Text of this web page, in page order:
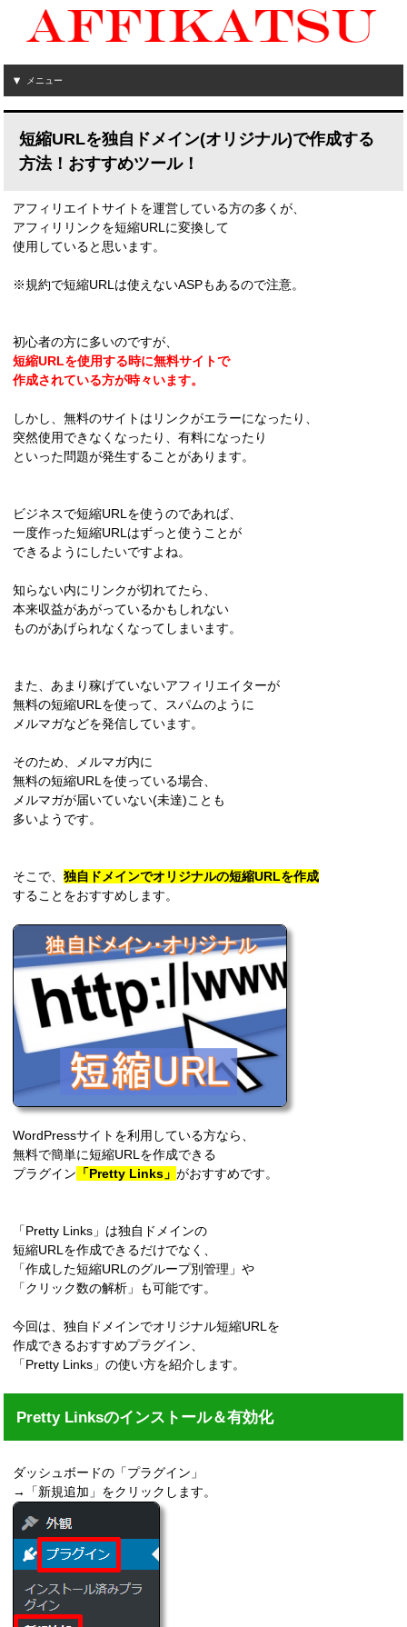
メニュー
短縮URLを独自ドメイン(オリジナル)で作成する
方法！おすすめツール！
アフィリエイトサイトを運営している方の多くが、
アフィリリンクを短縮URLに変換して
使用していると思います。
※規約で短縮URLは使えないASPもあるので注意。
初心者の方に多いのですが、
短縮URLを使用する時に無料サイトで
作成されている方が時々います。
しかし、無料のサイトはリンクがエラーになったり、
突然使用できなくなったり、有料になったり
といった問題が発生することがあります。
ビジネスで短縮URLを使うのであれば、
一度作った短縮URLはずっと使うことが
できるようにしたいですよね。
知らない内にリンクが切れてたら、
本来収益があがっているかもしれない
ものがあげられなくなってしまいます。
また、あまり稼げていないアフィリエイターが
無料の短縮URLを使って、スパムのように
メルマガなどを発信しています。
そのため、メルマガ内に
無料の短縮URLを使っている場合、
メルマガが届いていない(未達)ことも
多いようです。
そこで、独自ドメインでオリジナルの短縮URLを作成
することをおすすめします。
WordPressサイトを利用している方なら、
無料で簡単に短縮URLを作成できる
プラグイン 「Pretty Links」がおすすめです。
「Pretty Links」は独自ドメインの
短縮URLを作成できるだけでなく、
「作成した短縮URLのグループ別管理」や
「クリック数の解析」も可能です。
今回は、独自ドメインでオリジナル短縮URLを
作成できるおすすめプラグイン、
「Pretty Links」の使い方を紹介します。
Pretty Linksのインストール＆有効化
ダッシュボードの「プラグイン」
→「新規追加」をクリックします。